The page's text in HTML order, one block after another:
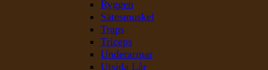
Ryggen
Sätesmuskel
Traps
Triceps
Underarmar
Utsida Lår